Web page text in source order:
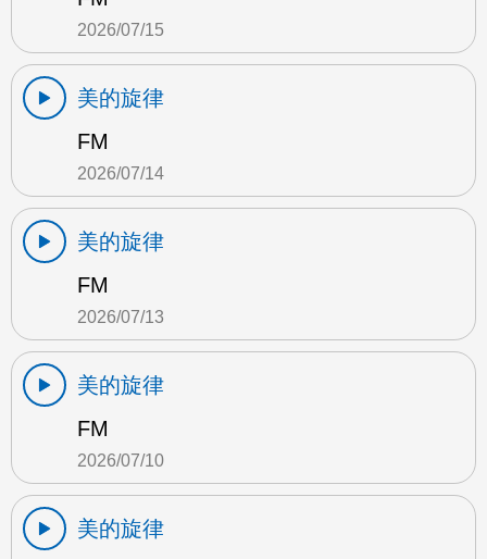
2026/07/15
美的旋律
FM
2026/07/14
美的旋律
FM
2026/07/13
美的旋律
FM
2026/07/10
美的旋律